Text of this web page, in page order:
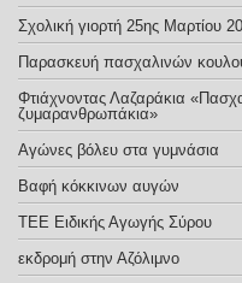
Σχολική γιορτή 25ης Μαρτίου
Παρασκευή πασχαλινών
Φτιάχνοντας Λαζαράκια
ζυμαρανθρωπάκια»
Αγώνες βόλευ στα γυμνάσια
Βαφή κόκκινων αυγών
TEE Eιδικής Αγωγής Σύρου
εκδρομή στην Αζόλιμνο